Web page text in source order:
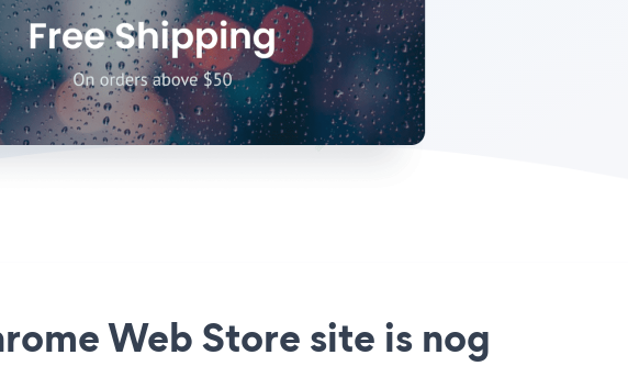
Web Store site is nog